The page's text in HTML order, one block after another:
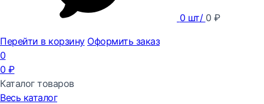
0 шт/ 0 ₽
Перейти в корзину Оформить заказ
0
0 ₽
Каталог товаров
Весь каталог